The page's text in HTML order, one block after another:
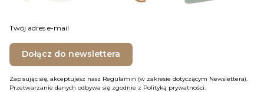
Twój adres e-mail
Dołącz do newslettera
Zapisując się, akceptujesz nasz Regulamin (w zakresie dotyczącym Newslettera).
Przetwarzanie danych odbywa się zgodnie z Polityką prywatności.